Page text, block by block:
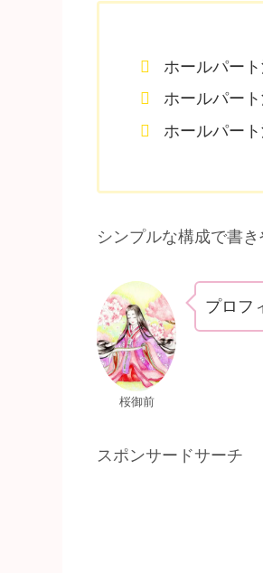
ホールパー
ホールパー
ホールパー
シンプルな構成で書
桜御前
プロフ
スポンサードサーチ